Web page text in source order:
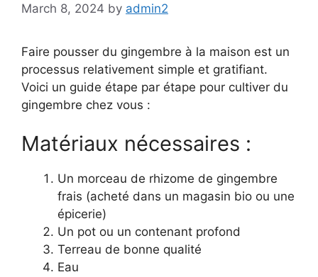
March 8, 2024 by admin2
Faire pousser du gingembre à la maison est un
processus relativement simple et gratifiant.
Voici un guide étape par étape pour cultiver du
gingembre chez vous :
Matériaux nécessaires :
Un morceau de rhizome de gingembre
frais (acheté dans un magasin bio ou une
épicerie)
Un pot ou un contenant profond
Terreau de bonne qualité
Eau